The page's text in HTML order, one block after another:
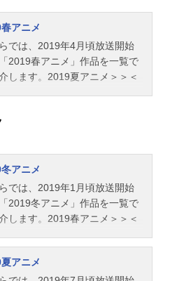
アニメ
では、2019年4月頃放送開始
2019春アニメ」作品を一覧で
します。2019夏アニメ＞＞＜
アニメ
では、2019年1月頃放送開始
2019冬アニメ」作品を一覧で
します。2019春アニメ＞＞＜
アニメ